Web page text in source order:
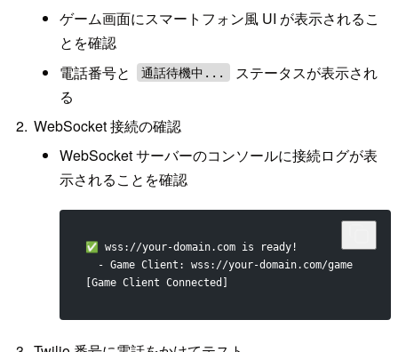
ゲーム画面にスマートフォン風 UI が表示されるこ
とを確認
電話番号と
通話待機中...
ステータスが表示され
る
WebSocket 接続の確認
WebSocket サーバーのコンソールに接続ログが表
示されることを確認
✅ wss://your-domain.com is ready!
  - Game Client: wss://your-domain.com/game
[Game Client Connected]